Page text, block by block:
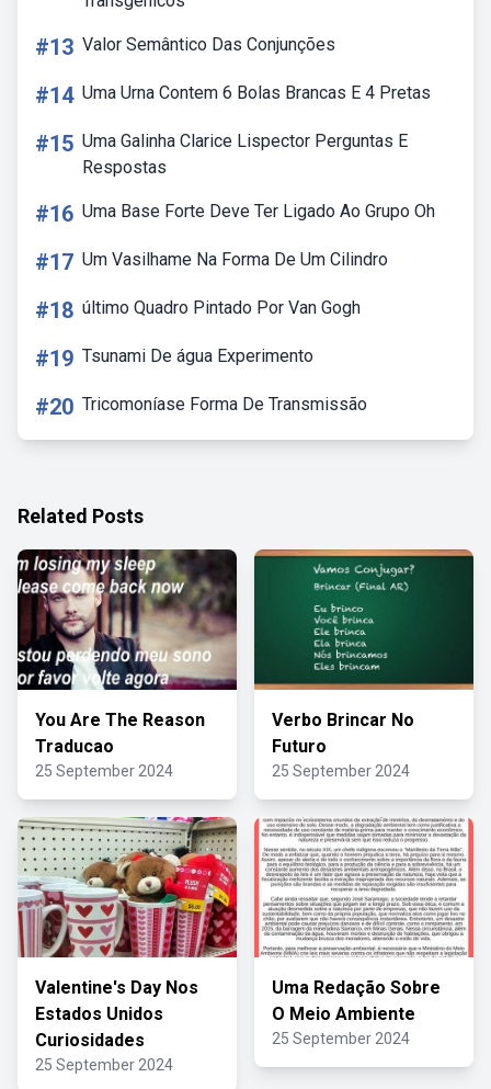
#13 Valor Semântico Das Conjunções
#14 Uma Urna Contem 6 Bolas Brancas E 4 Pretas
#15 Uma Galinha Clarice Lispector Perguntas E
Respostas
#16 Uma Base Forte Deve Ter Ligado Ao Grupo Oh
#17 Um Vasilhame Na Forma De Um Cilindro
#18 último Quadro Pintado Por Van Gogh
#19 Tsunami De água Experimento
#20 Tricomoníase Forma De Transmissão
Related Posts
You Are The Reason
Traducao
25 September 2024
Verbo Brincar No
Futuro
25 September 2024
Valentine's Day Nos
Estados Unidos
Curiosidades
25 September 2024
Uma Redação Sobre
O Meio Ambiente
25 September 2024